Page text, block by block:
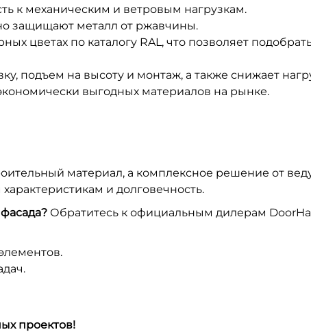
к механическим и ветровым нагрузкам.
защищают металл от ржавчины.
цветах по каталогу RAL, что позволяет
подъем на высоту и монтаж, а также снижает
выгодных материалов на рынке.
материал, а комплексное решение от
и долговечность.
Обратитесь к официальным дилерам
проектов!